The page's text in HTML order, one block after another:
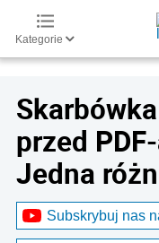
Kategorie
przed
Jedna
Subskrybuj nas